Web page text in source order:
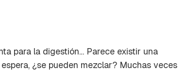
para la digestión… Parece existir una
¿se pueden mezclar? Muchas veces